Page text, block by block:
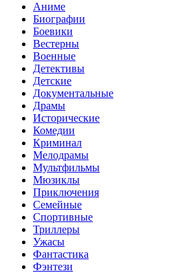
Аниме
Биографии
Боевики
Вестерны
Военные
Детективы
Детские
Документальные
Драмы
Исторические
Комедии
Криминал
Мелодрамы
Мультфильмы
Мюзиклы
Приключения
Семейные
Спортивные
Триллеры
Ужасы
Фантастика
Фэнтези